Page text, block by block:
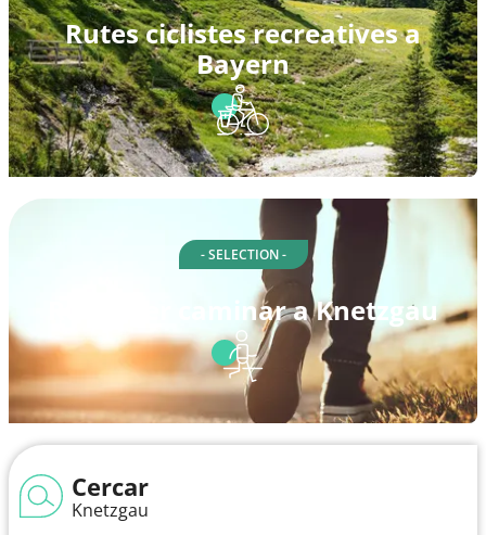
Rutes ciclistes recreatives a
Bayern
- SELECTION -
Rutes per caminar a Knetzgau
Cercar
Knetzgau